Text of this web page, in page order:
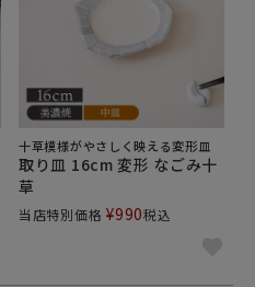
十草模様がやさしく映える変形皿
取り皿 16cm 変形 なごみ十
草
当店特別価格 ¥990税込